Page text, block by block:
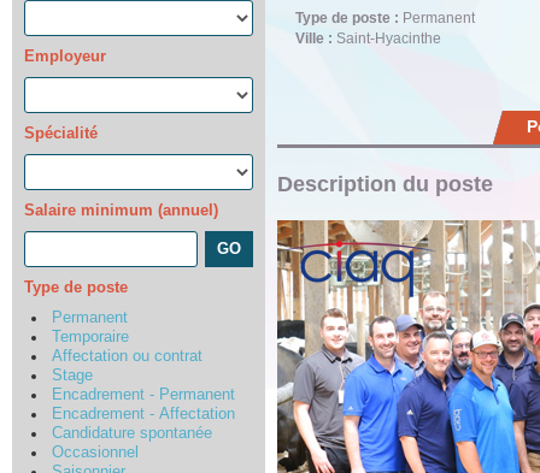
Employeur
Spécialité
Salaire minimum (annuel)
Type de poste
Permanent
Temporaire
Affectation ou contrat
Stage
Encadrement - Permanent
Encadrement - Affectation
Candidature spontanée
Occasionnel
Type de poste : Permanent
Ville : Saint-Hyacinthe
Description du poste